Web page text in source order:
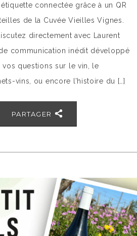
connectée grâce à un QR
de la Cuvée Vieilles Vignes.
directement avec Laurent
communication inédit développé
questions sur le vin, le
vins, ou encore l’histoire du […]
PARTAGER